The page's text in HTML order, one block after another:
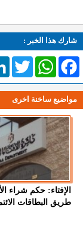
شارك هذا الخبر :
TwitterWhatsAppFacebook
مواضيع ساخنة اخرى
الإفتاء: حكم شراء
طريق البطاقات